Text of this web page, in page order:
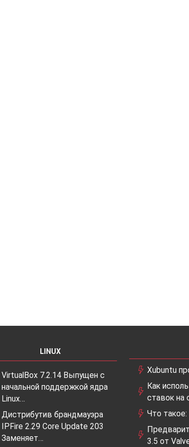
LINUX
VirtualBox 7.2.14 Выпущен с
начальной поддержкой ядра
Linux…
Дистрибутив брандмауэра
IPFire 2.29 Core Update 203
Заменяет…
Xubuntu
Как
ставок на
Что такое:
3.5 от